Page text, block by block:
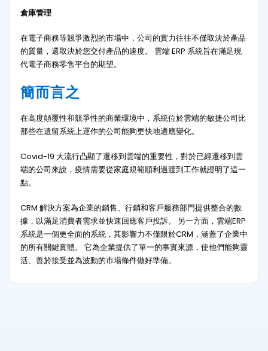
倉庫管理
在電子商務等競爭激烈的市場中，公司的實力往往不僅取決於產品
的質量，還取決於您交付產品的速度。 雲端 ERP 系統旨在滿足現
代電子商務零售平台的期望。
簡而言之
在高度顛覆性和競爭性的商業環境中，系統位於雲端的敏捷公司比
那些在遺留系統上運作的公司能夠更快地適應變化。
Covid-19 大流行凸顯了遷移到雲端的重要性，對於已經遷移到雲
端的公司來說，疫情需要從家庭規範順利過渡到工作就證明了這一
點。
CRM 解決方案為企業的銷售、行銷和客戶服務部門提供整合的數
據，以滿足消費者需求並快速回應客戶投訴。 另一方面，雲端ERP
系統是一個更全面的系統，其影響力不僅限於CRM，涵蓋了企業中
的所有關鍵實體。 它為企業提供了單一的事實來源，使他們能夠靈
活、善於接受並為波動的市場條件做好準備。